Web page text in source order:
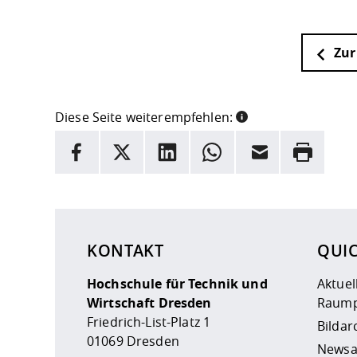
Diese Seite weiterempfehlen:
INFORMATION
Facebook
X LinkedInWhatsappE-Mail Drucken
KONTAKT
Hochschule für Technik und
Wirtschaft Dresden
Friedrich-List-Platz 1
01069 Dresden